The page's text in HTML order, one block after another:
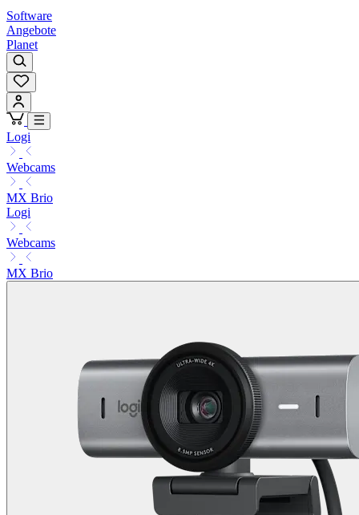
Software
Angebote
Planet
Logi
Webcams
MX Brio
Logi
Webcams
MX Brio